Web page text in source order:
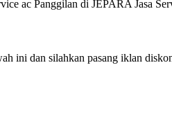
ac Panggilan di JEPARA Jasa
ini dan silahkan pasang iklan